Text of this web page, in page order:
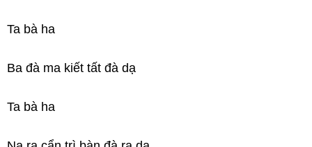
Ta bà ha
Ba đà ma kiết tất đà dạ
Ta bà ha